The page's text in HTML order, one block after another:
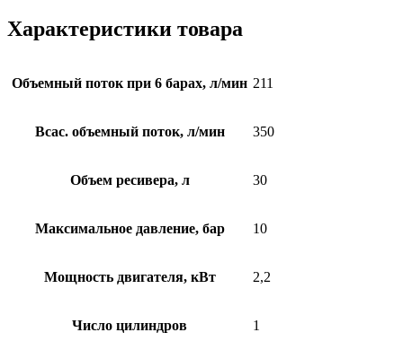
Характеристики товара
Объемный поток при 6 барах, л/мин 211
Всас. объемный поток, л/мин 350
Объем ресивера, л 30
Максимальное давление, бар 10
Мощность двигателя, кВт 2,2
Число цилиндров 1